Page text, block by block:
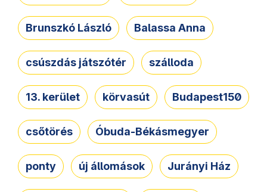
Brunszkó László Balassa Anna
csúszdás játszótér szálloda
13. kerület körvasút Budapest150
csőtörés Óbuda-Békásmegyer
ponty új állomások Jurányi Ház